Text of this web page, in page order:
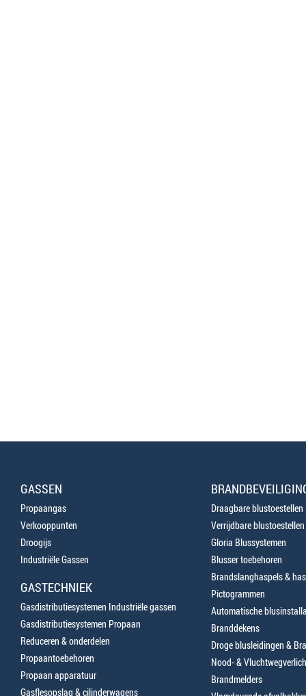
GASSEN
Propaangas
Verkooppunten
Droogijs
Industriële Gassen
GASTECHNIEK
Gasdistributiesystemen Industriële gassen
Gasdistributiesystemen Propaan
Reduceren & onderdelen
Propaantoebehoren
Propaan apparatuur
Gasflesopslag & cilinderwagens
Draagbare blustoestellen
Verrijdbare blustoestellen
Gloria Blussystemen
Blusser toebehoren
Brandslanghaspels &
Pictogrammen
Automatische
Branddekens
Droge blusleidingen &
Nood- &
Brandmelders